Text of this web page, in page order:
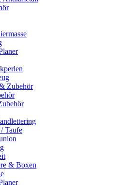
Zubehör
Taufe
& Boxen